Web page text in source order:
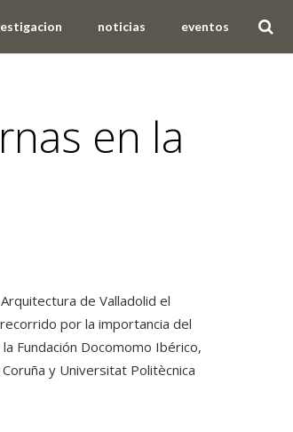
noticias eventos
en la
de Valladolid el
recorrido por la importancia del
Fundación Docomomo Ibérico,
y Universitat Politècnica